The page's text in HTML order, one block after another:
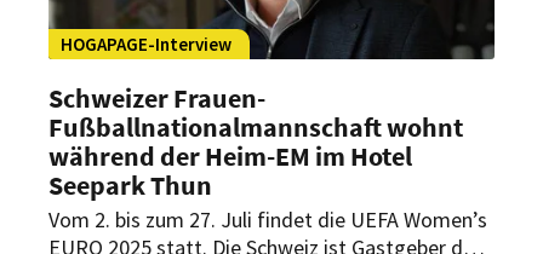
HOGAPAGE-Interview
Schweizer Frauen-
Fußballnationalmannschaft wohnt
während der Heim-EM im Hotel
Seepark Thun
Vom 2. bis zum 27. Juli findet die UEFA Women’s
EURO 2025 statt. Die Schweiz ist Gastgeber des